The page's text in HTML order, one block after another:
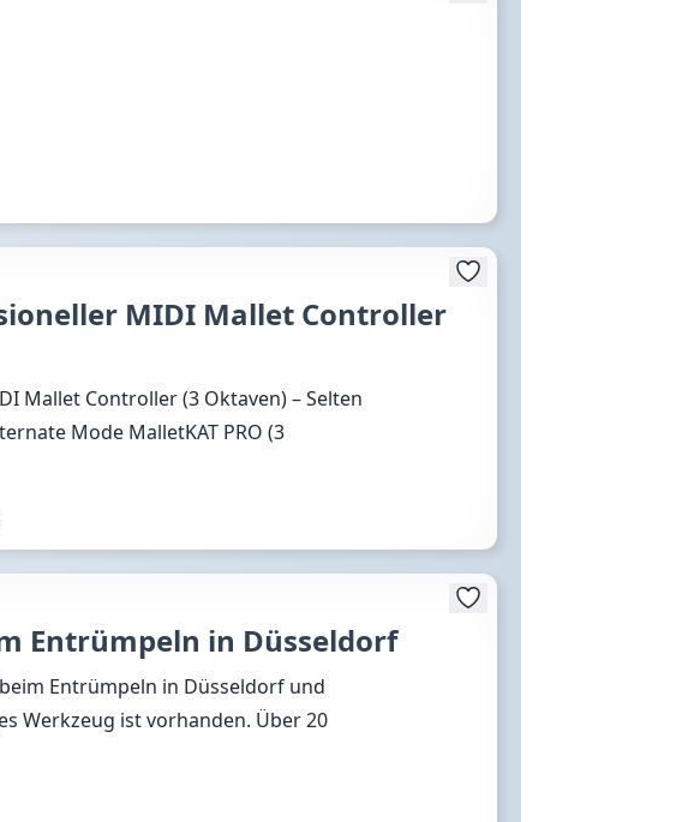
MIDI Mallet Controller
Mallet Controller (3 Oktaven) – Selten
Mode MalletKAT PRO (3
Entrümpeln in Düsseldorf
Entrümpeln in Düsseldorf und
Werkzeug ist vorhanden. Über 20